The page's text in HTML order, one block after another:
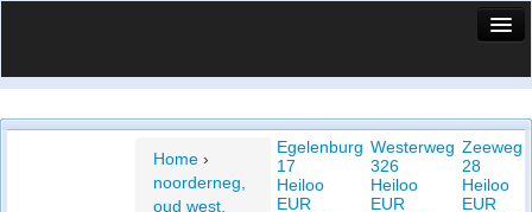
Vergelijk prijsposities - wijk
Home ›
noorderneg,
oud west,
Egelenburg
17
Heiloo
EUR
Westerweg
326
Heiloo
EUR
Zeeweg
28
Heiloo
EUR